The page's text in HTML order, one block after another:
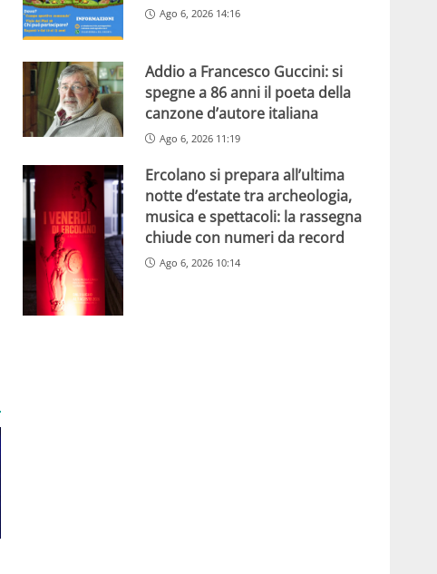
Ago 6, 2026 14:16
Addio a Francesco Guccini: si
spegne a 86 anni il poeta della
canzone d’autore italiana
Ago 6, 2026 11:19
Ercolano si prepara all’ultima
notte d’estate tra archeologia,
musica e spettacoli: la rassegna
chiude con numeri da record
Ago 6, 2026 10:14